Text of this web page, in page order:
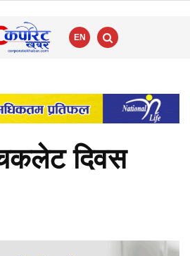
EN
दिवस